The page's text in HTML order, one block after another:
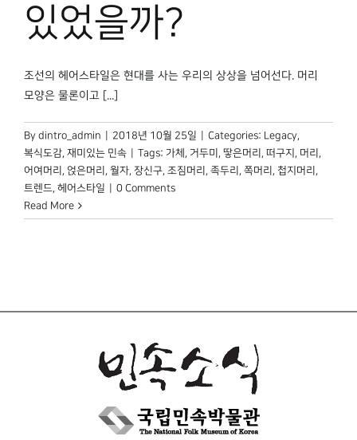
있었을까?
조선의 헤어스타일은 현대를 사는 우리의 상상을 넘어선다. 머리
모양은 물론이고 [...]
By dintro_admin 2018년 10월 25일 Categories: Legacy,
복식도감, 재미있는 민속 Tags: 가체 , 거두미 , 땋은머리 , 떠구지 , 머리 ,
어여머리 , 얹은머리 , 월자, 장신구, 조짐머리 , 족두리 , 쪽머리 , 첩지머리 ,
트렌드, 헤어스타일
0 Comments
Read More